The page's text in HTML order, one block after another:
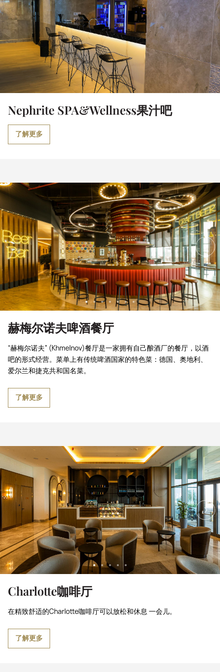
Nephrite SPA&Wellness果汁吧
了解更多
赫梅尔诺夫啤酒餐厅
“赫梅尔诺夫” (Khmelnov)餐厅是一家拥有自己酿酒厂的餐厅，以酒
吧的形式经营。菜单上有传统啤酒国家的特色菜：德国、奥地利、
爱尔兰和捷克共和国名菜。
了解更多
Charlotte咖啡厅
在精致舒适的Charlotte咖啡厅可以放松和休息 一会儿。
了解更多